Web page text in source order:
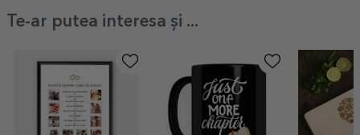
Te-ar putea interesa și ...